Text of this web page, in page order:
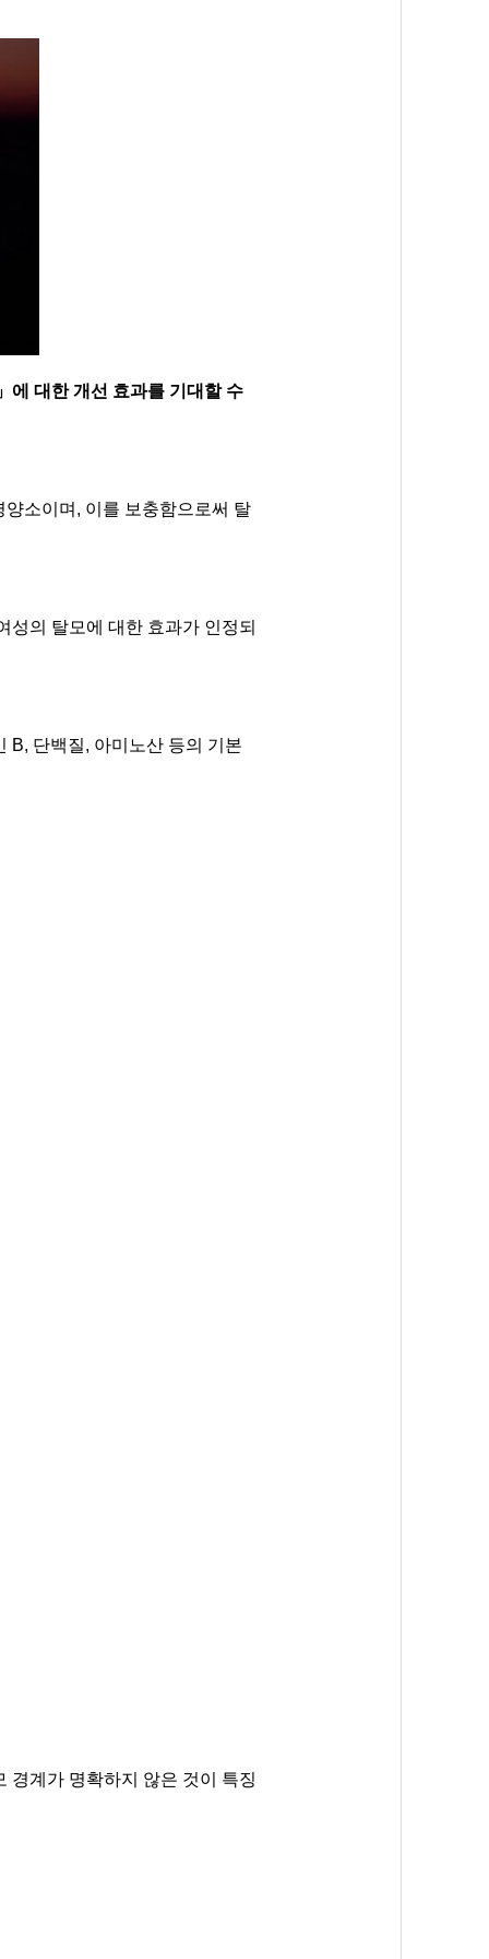
에 대한 개선 효과를 기대할 수
소이며, 이를 보충함으로써 탈
의 탈모에 대한 효과가 인정되
B, 단백질, 아미노산 등의 기본
경계가 명확하지 않은 것이 특징